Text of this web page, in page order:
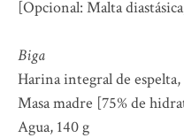
[Opcional: Malta
Biga
Harina integral de espelta,
Masa madre [75% de
Agua, 140 g